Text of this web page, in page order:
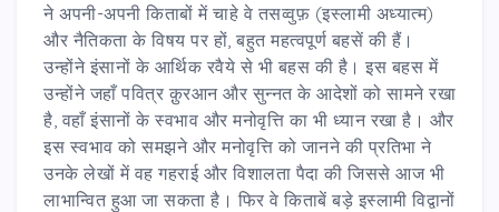
ने अपनी-अपनी किताबों में चाहे वे तसव्वुफ़ (इस्लामी अध्यात्म)
और नैतिकता के विषय पर हों, बहुत महत्वपूर्ण बहसें की हैं।
उन्होंने इंसानों के आर्थिक रवैये से भी बहस की है। इस बहस में
उन्होंने जहाँ पवित्र क़ुरआन और सुन्नत के आदेशों को सामने रखा
है, वहाँ इंसानों के स्वभाव और मनोवृत्ति का भी ध्यान रखा है। और
इस स्वभाव को समझने और मनोवृत्ति को जानने की प्रतिभा ने
उनके लेखों में वह गहराई और विशालता पैदा की जिससे आज भी
लाभान्वित हुआ जा सकता है। फिर वे किताबें बड़े इस्लामी विद्वानों